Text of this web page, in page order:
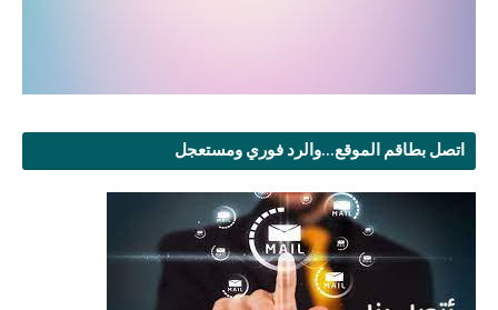
اتصل بطاقم الموقع...والرد فوري ومستعجل